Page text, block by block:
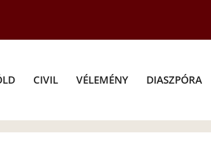
CIVIL VÉLEMÉNY DIASZPÓRA